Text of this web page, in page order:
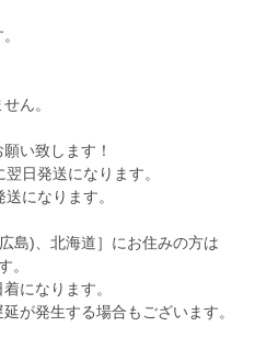
ん。
い致します！
日発送になります。
になります。
島)、北海道］にお住みの方は
。
になります。
が発生する場合もございます。